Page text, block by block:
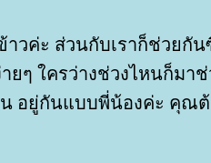
วค่ะ ส่วนกับเราก็ช่วยกั
ยๆ ใครว่างช่วงไหนก็มา
น อยู่กันแบบพี่น้องค่ะ คุณ